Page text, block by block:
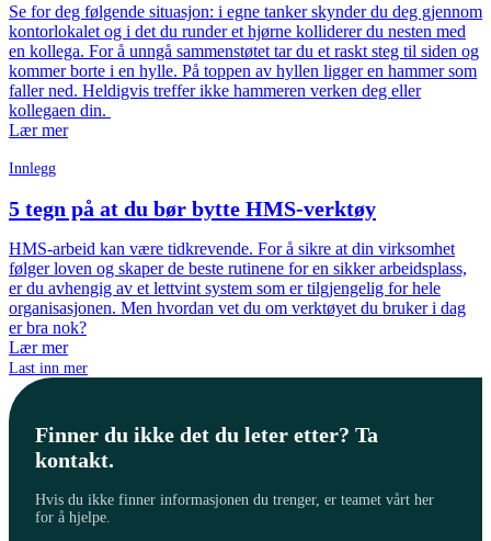
Se for deg følgende situasjon: i egne tanker skynder du deg gjennom
kontorlokalet og i det du runder et hjørne kolliderer du nesten med
en kollega. For å unngå sammenstøtet tar du et raskt steg til siden og
kommer borte i en hylle. På toppen av hyllen ligger en hammer som
faller ned. Heldigvis treffer ikke hammeren verken deg eller
kollegaen din.
Lær mer
Innlegg
5 tegn på at du bør bytte HMS-verktøy
HMS-arbeid kan være tidkrevende. For å sikre at din virksomhet
følger loven og skaper de beste rutinene for en sikker arbeidsplass,
er du avhengig av et lettvint system som er tilgjengelig for hele
organisasjonen. Men hvordan vet du om verktøyet du bruker i dag
er bra nok?
Lær mer
Last inn mer
Finner du ikke det du leter etter? Ta
kontakt.
Hvis du ikke finner informasjonen du trenger, er teamet vårt her
for å hjelpe.